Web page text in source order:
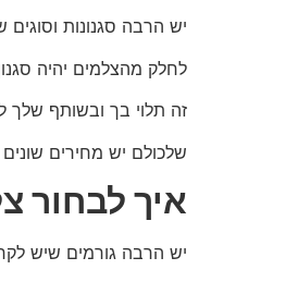
יש הרבה סגנונות
לחלק מהצלמים יהיה
זה תלוי בך ובשותף שלך
שלכולם יש מחירים
איך לבחור
יש הרבה גורמים שיש